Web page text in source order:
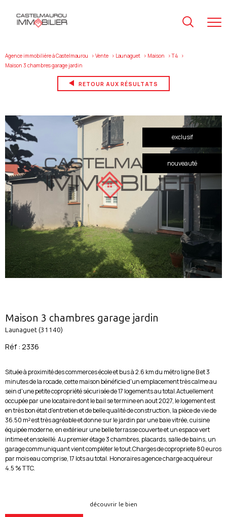
Agence immobilière à Castelmaurou Vente Launaguet Maison
T4
maison 3 chambres garage jardin
RETOUR AUX RÉSULTATS
exclusif
nouveauté
Maison 3 chambres garage jardin
Launaguet (31140)
Réf : 2336
Située à proximité des commerces école et bus à 2.6 km du métro ligne B et 3
minutes de la rocade, cette maison bénéficie d'un emplacement très calme au
sein d'une petite copropriété sécurisée de 17 logements au total.Actuellement
occupée par une locataire dont le bail se termine en aout 2027, le logement est
en très bon état d'entretien et de belle qualité de construction, la pièce de vie de
36.50 m² est très agréable et donne sur le jardin par une baie vitrée, cuisine
équipée moderne, en extérieur une belle terrasse couverte et un espace vert
intime et ensoleillé. Au premier étage 3 chambres, placards, salle de bains, un
garage communiquant vient compléter le tout.Charges de copropriete 80 euros
par mois eau comprise, 17 lots au total. Honoraires agence charge acquéreur
4.5 % TTC.
découvrir le bien